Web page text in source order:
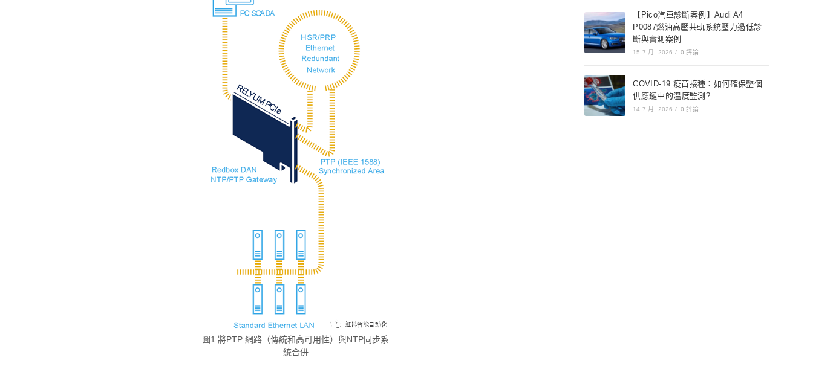
圖1 將PTP 網路（傳統和高可用性）與NTP同步系
統合併
【Pico汽車診斷案例】Audi A4
P0087燃油高壓共軌系統壓力過低診
斷與實測案例
15 7 月, 2026 / 0 評論
COVID-19 疫苗接種：如何確保整個
供應鏈中的溫度監測?
14 7 月, 2026 / 0 評論